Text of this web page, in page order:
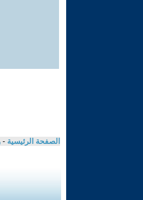
الصفحة الرئيسية -